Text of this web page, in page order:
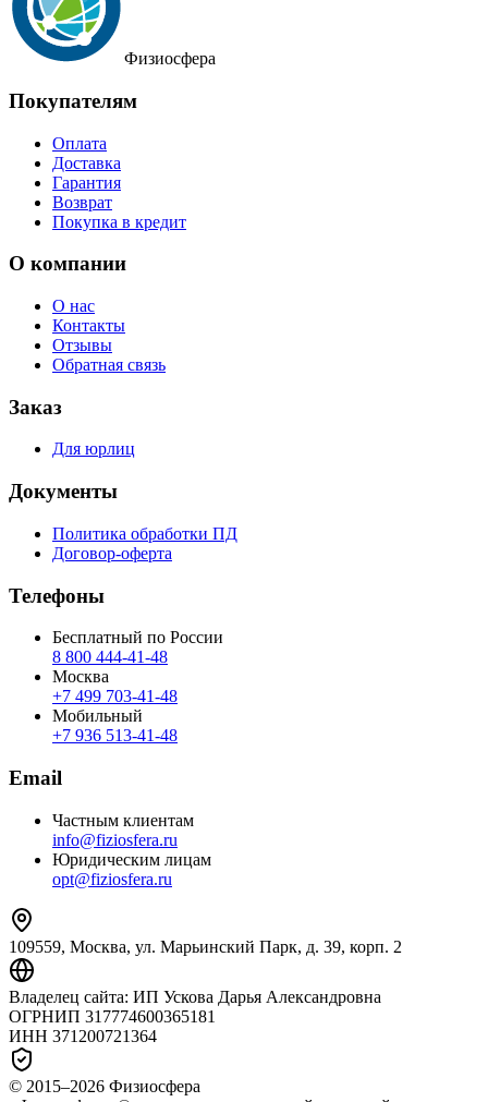
Физиосфера
Покупателям
Оплата
Доставка
Гарантия
Возврат
Покупка в кредит
О компании
О нас
Контакты
Отзывы
Обратная связь
Заказ
Для юрлиц
Документы
Политика обработки ПД
Договор-оферта
Телефоны
Бесплатный по России
8 800 444‑41‑48
Москва
+7 499 703‑41‑48
Мобильный
+7 936 513‑41‑48
Email
Частным клиентам
info@fiziosfera.ru
Юридическим лицам
opt@fiziosfera.ru
109559, Москва, ул. Марьинский Парк, д. 39, корп. 2
Владелец сайта: ИП Ускова Дарья Александровна
ОГРНИП 317774600365181
ИНН 371200721364
© 2015–2026 Физиосфера